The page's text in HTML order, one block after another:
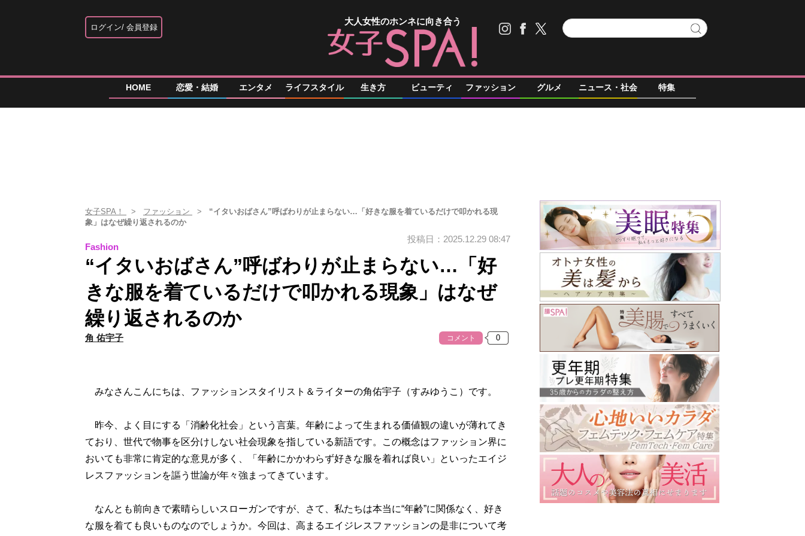
ログイン 会員登録
大人女性のホンネに向き合う
HOME 恋愛・結婚 エンタメ ライフスタイル 生き方 ビューティ ファッション グルメ ニュース・社会 特集
女子SPA！ ファッション
“イタいおばさん”呼ばわりが止まらない…「好きな服を着ているだけで叩かれる現
象」はなぜ繰り返されるのか
Fashion
投稿日：2025.12.29 08:47
“イタいおばさん”呼ばわりが止まらない…「好
きな服を着ているだけで叩かれる現象」はなぜ
繰り返されるのか
角 佑宇子 コメント
みなさんこんにちは、ファッションスタイリスト＆ライターの角佑宇子（すみゆうこ）です。
昨今、よく目にする「消齢化社会」という言葉。年齢によって生まれる価値観の違いが薄れてき
ており、世代で物事を区分けしない社会現象を指している新語です。この概念はファッション界に
おいても非常に肯定的な意見が多く、「年齢にかかわらず好きな服を着れば良い」といったエイジ
レスファッションを謳う世論が年々強まってきています。
なんとも前向きで素晴らしいスローガンですが、さて、私たちは本当に“年齢”に関係なく、好き
な服を着ても良いものなのでしょうか。今回は、高まるエイジレスファッションの是非について考